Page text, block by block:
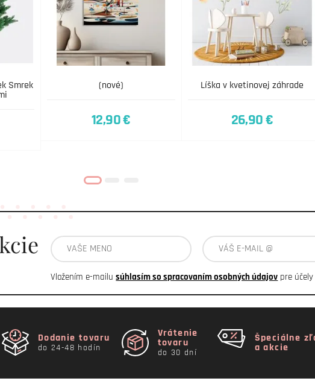
Smrek (nové)
12,90 €
Líška v kvetinovej záhrade
26,90 €
Vložením e-mailusúhlasím so spracovaním osobných údajov pre
Dodanie tovaru
do 24-48 hodín
Vrátenie
tovaru
do 30 dní
Špeciálne
a akcie